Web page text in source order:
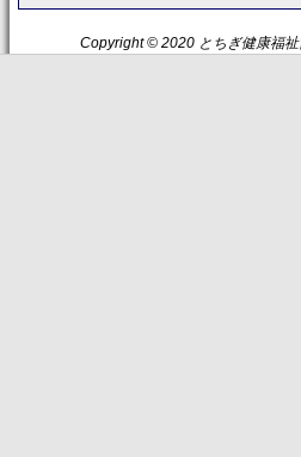
Copyright © 2020 とちぎ健康福